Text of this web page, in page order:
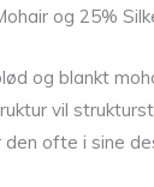
og 25%
og blankt
vil
ofte i sine